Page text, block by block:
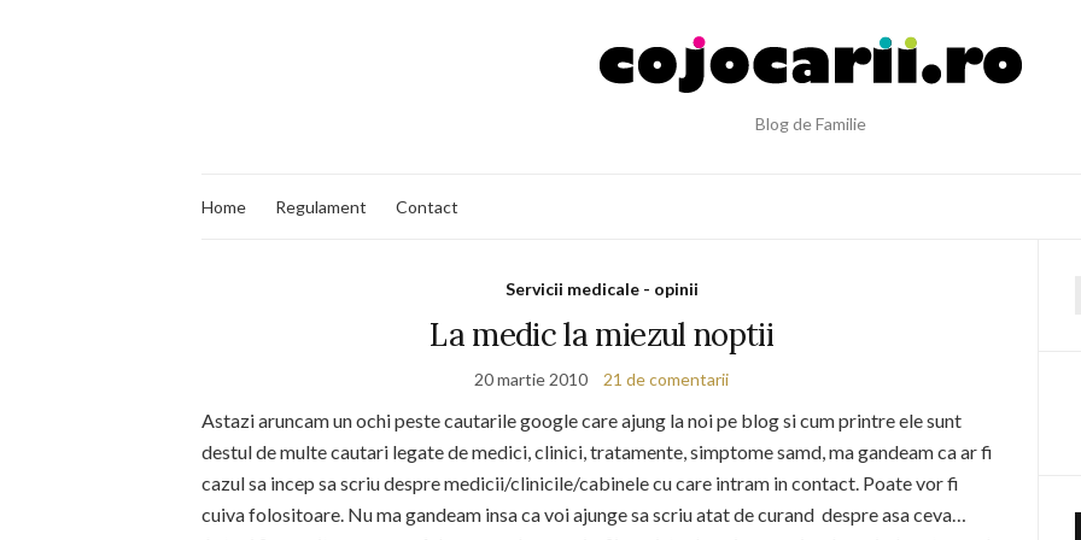
Blog de Familie
Home Regulament Contact
Servicii medicale - opinii
La medic la miezul noptii
20 martie 2010 21 de comentarii
Astazi aruncam un ochi peste cautarile google care ajung la noi pe blog si cum printre ele sunt
destul de multe cautari legate de medici, clinici, tratamente, simptome samd, ma gandeam ca ar fi
cazul sa incep sa scriu despre medicii/clinicile/cabinele cu care intram in contact. Poate vor fi
cuiva folositoare. Nu ma gandeam insa ca voi ajunge sa scriu atat de curand despre asa ceva…